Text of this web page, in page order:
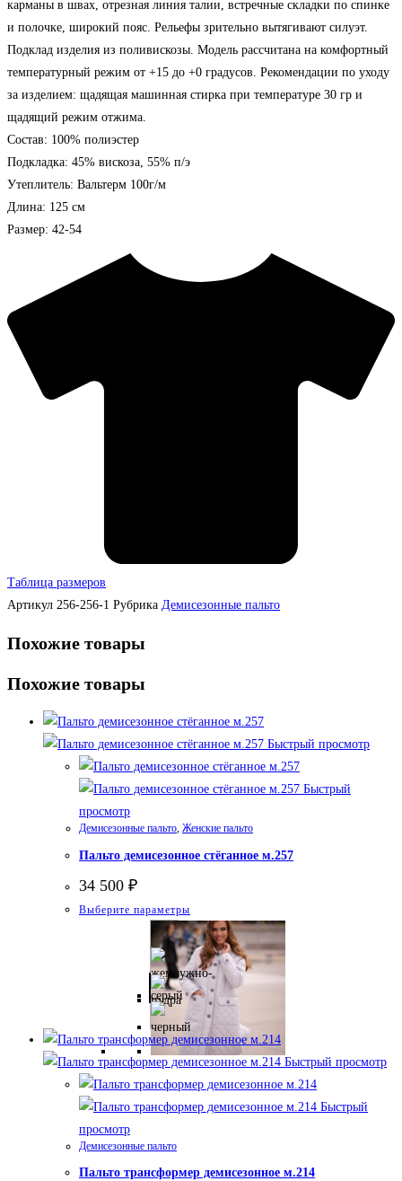
карманы в швах, отрезная линия талии, встречные складки по спинке
и полочке, широкий пояс. Рельефы зрительно вытягивают силуэт.
Подклад изделия из поливискозы. Модель рассчитана на комфортный
температурный режим от +15 до +0 градусов. Рекомендации по уходу
за изделием: щадящая машинная стирка при температуре 30 гр и
щадящий режим отжима.
Состав: 100% полиэстер
Подкладка: 45% вискоза, 55% п/э
Утеплитель: Вальтерм 100г/м
Длина: 125 см
Размер: 42-54
Таблица размеров
Артикул 256-256-1 Рубрика Демисезонные пальто
Похожие товары
Похожие товары
Быстрый просмотр
Быстрый
просмотр
Демисезонные пальто, Женские пальто
Пальто демисезонное стёганное м.257
34 500 ₽
Выберите параметры
товар
имеет
несколько
вариаций.
Опции
можно
выбрать
на
странице
Быстрый просмотр
Быстрый
просмотр
Демисезонные пальто
Пальто трансформер демисезонное м.214